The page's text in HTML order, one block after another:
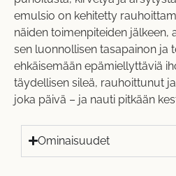
emulsio on kehitetty
näiden toimenpiteiden jälkeen,
sen luonnollisen tasapainon ja
ehkäisemään epämiellyttäviä
täydellisen sileä, rauhoittunut
joka päivä – ja nauti pitkään
Ominaisuudet